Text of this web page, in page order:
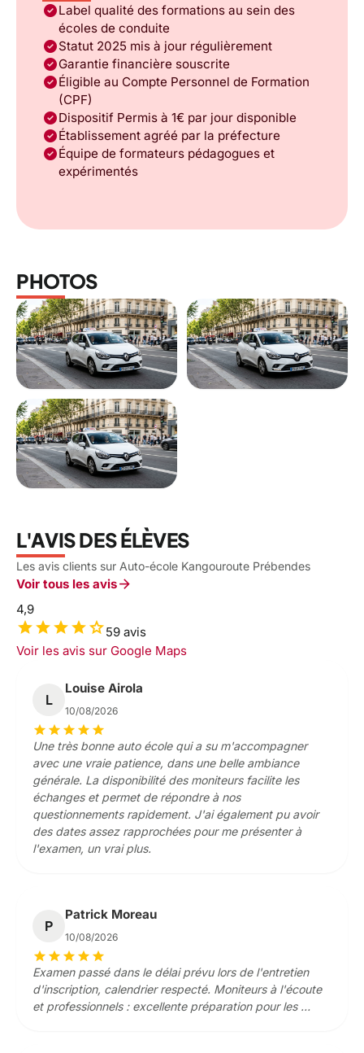
check_circleLabel qualité des formations au sein des
écoles de conduite
check_circleStatut 2025 mis à jour régulièrement
check_circleGarantie financière souscrite
check_circleÉligible au Compte Personnel de Formation
(CPF)
check_circleDispositif Permis à 1€ par jour disponible
check_circleÉtablissement agréé par la préfecture
check_circleÉquipe de formateurs pédagogues et
expérimentés
PHOTOS
L'AVIS DES ÉLÈVES
Les avis clients sur Auto-école Kangouroute Prébendes
Voir tous les avisarrow_forward
4,9
starstarstarstarstar59 avis
Voir les avis sur Google Maps
L
Louise Airola
10/08/2026
starstarstarstarstar
Une très bonne auto école qui a su m'accompagner
avec une vraie patience, dans une belle ambiance
générale. La disponibilité des moniteurs facilite les
échanges et permet de répondre à nos
questionnements rapidement. J'ai également pu avoir
des dates assez rapprochées pour me présenter à
l'examen, un vrai plus.
P
Patrick Moreau
10/08/2026
starstarstarstarstar
Examen passé dans le délai prévu lors de l'entretien
d'inscription, calendrier respecté. Moniteurs à l'écoute
et professionnels : excellente préparation pour les …